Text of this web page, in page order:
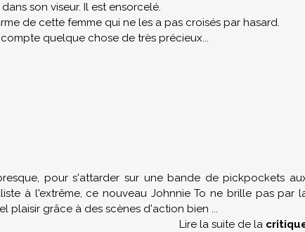
son viseur. Il est ensorcelé.
de cette femme qui ne les a pas croisés par hasard.
quelque chose de très précieux...
pour s'attarder sur une bande de pickpockets
à l'extrême, ce nouveau Johnnie To ne brille pas par
plaisir grâce à des scènes d'action bien ...
Lire la suite de la